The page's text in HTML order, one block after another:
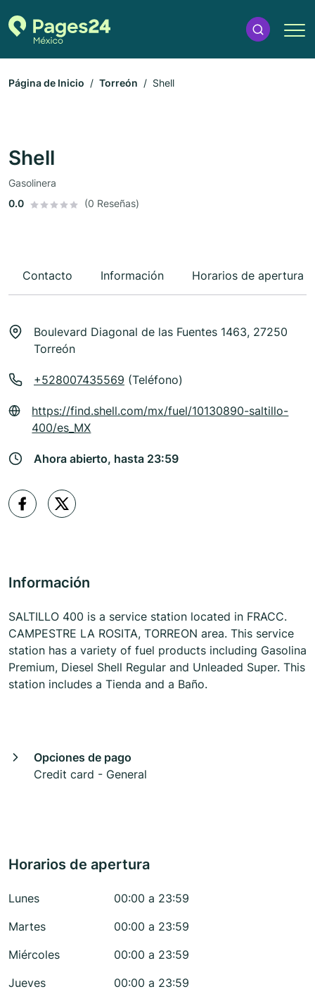
Página de Inicio Torreón Shell
Shell
Gasolinera
0.0
(0 Reseñas)
Contacto Información Horarios de apertura
Boulevard Diagonal de las Fuentes 1463, 27250
Torreón
+528007435569 (Teléfono)
https://find.shell.com/mx/fuel/10130890-saltillo-
400/es_MX
Ahora abierto, hasta 23:59
Información
SALTILLO 400 is a service station located in FRACC.
CAMPESTRE LA ROSITA, TORREON area. This service
station has a variety of fuel products including Gasolina
Premium, Diesel Shell Regular and Unleaded Super. This
station includes a Tienda and a Baño.
Opciones de pago
Credit card - General
Horarios de apertura
Lunes
00:00 a 23:59
Martes
00:00 a 23:59
Miércoles
00:00 a 23:59
Jueves
00:00 a 23:59